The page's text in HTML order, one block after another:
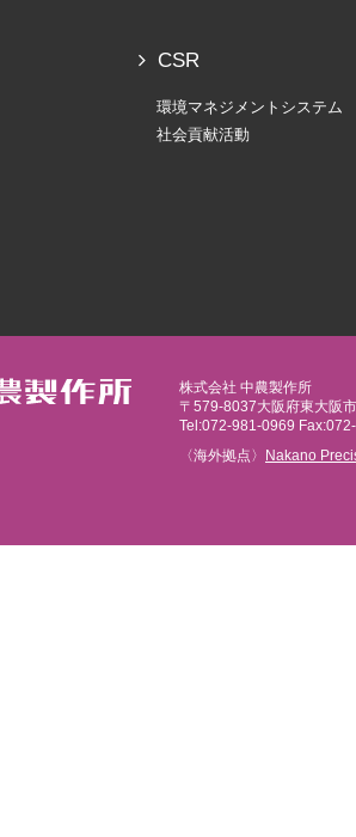
CSR
環境マネジメントシステム
社会貢献活動
株式会社 中農製作所
〒579-8037大阪府東大阪
Tel:072-981-0969
〈海外拠点〉 Nakano